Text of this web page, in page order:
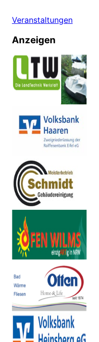
Veranstaltungen
Anzeigen